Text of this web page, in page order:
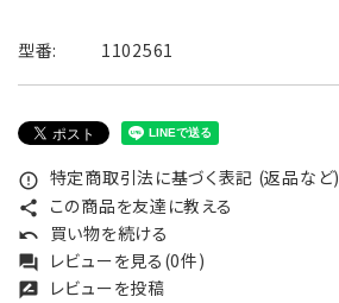
型番: 1102561
error_outline 特定商取引法に基づく表記 (返品など)
share この商品を友達に教える
undo 買い物を続ける
forum レビューを見る(0件)
rate_review レビューを投稿